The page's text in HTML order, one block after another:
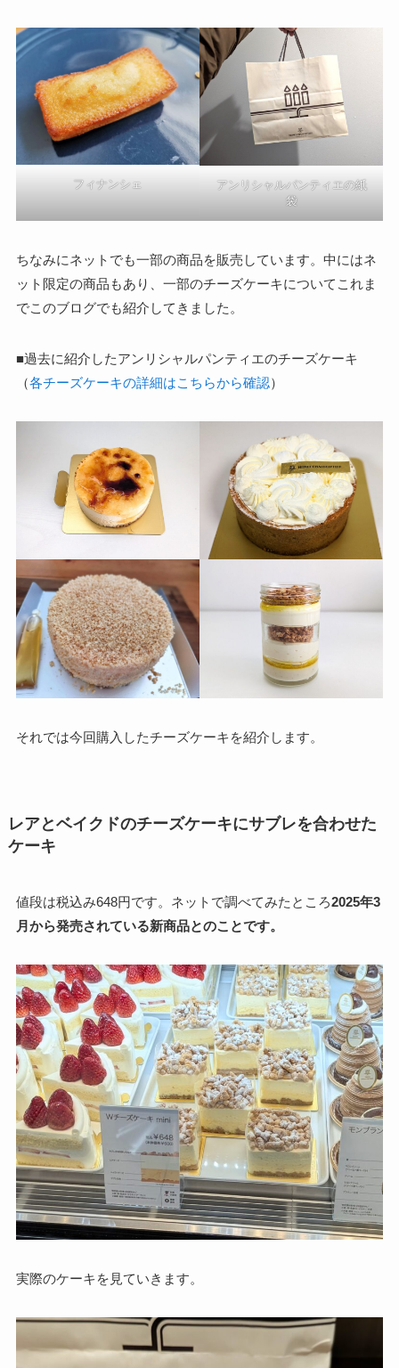
フィナンシェ
アンリシャルパンティエの紙
袋
ちなみにネットでも一部の商品を販売しています。中にはネ
ット限定の商品もあり、一部のチーズケーキについてこれま
でこのブログでも紹介してきました。
■過去に紹介したアンリシャルパンティエのチーズケーキ
（各チーズケーキの詳細はこちらから確認）
それでは今回購入したチーズケーキを紹介します。
レアとベイクドのチーズケーキにサブレを合わせた
ケーキ
値段は税込み648円です。ネットで調べてみたところ2025年3
月から発売されている新商品とのことです。
実際のケーキを見ていきます。